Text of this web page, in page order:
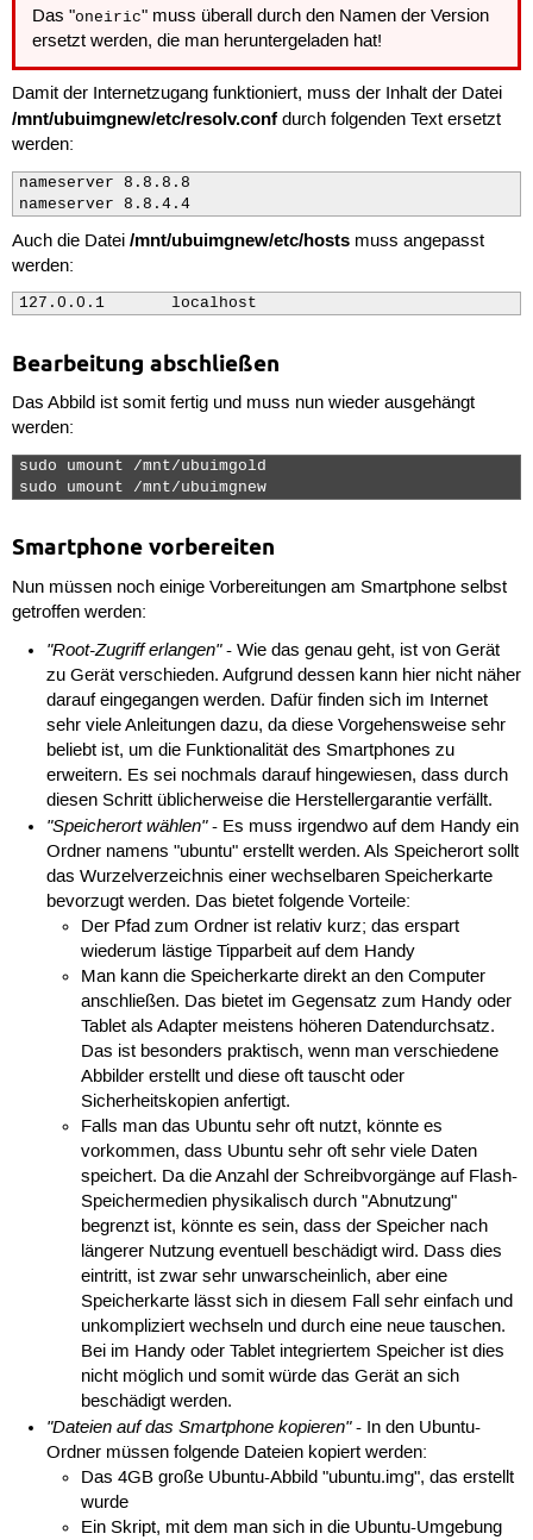
deb http://ports.ubuntu.com/ubuntu-ports oneiric-
deb-src http://ports.ubuntu.com/ubuntu-ports oneiric-
deb http://ports.ubuntu.com/ubuntu-ports oneiric-
deb-src http://ports.ubuntu.com/ubuntu-ports oneiric-
deb http://ports.ubuntu.com/ubuntu-ports oneiric-
deb-src http://ports.ubuntu.com/ubuntu-ports oneiric-
deb http://ports.ubuntu.com/ubuntu-ports/ oneiric-
deb-src http://ports.ubuntu.com/ubuntu-ports/
deb http://ports.ubuntu.com/ubuntu-ports oneiric
deb-src http://ports.ubuntu.com/ubuntu-ports oneiric
Das "oneiric" muss überall durch den Namen der Version
ersetzt werden, die man heruntergeladen hat!
Damit der Internetzugang funktioniert, muss der Inhalt der Datei
/mnt/ubuimgnew/etc/resolv.confdurch folgenden Text ersetzt
werden:
nameserver 8.8.8.8
nameserver 8.8.4.4
Auch die Datei /mnt/ubuimgnew/etc/hostsmuss angepasst
werden:
127.0.0.1	localhost
Bearbeitung abschließen
Das Abbild ist somit fertig und muss nun wieder ausgehängt
werden:
sudo umount /mnt/ubuimgold
sudo umount /mnt/ubuimgnew
Smartphone vorbereiten
Nun müssen noch einige Vorbereitungen am Smartphone selbst
getroffen werden:
"Root-Zugriff erlangen"- Wie das genau geht, ist von Gerät
zu Gerät verschieden. Aufgrund dessen kann hier nicht näher
darauf eingegangen werden. Dafür finden sich im Internet
sehr viele Anleitungen dazu, da diese Vorgehensweise sehr
beliebt ist, um die Funktionalität des Smartphones zu
erweitern. Es sei nochmals darauf hingewiesen, dass durch
diesen Schritt üblicherweise die Herstellergarantie verfällt.
"Speicherort wählen"- Es muss irgendwo auf dem Handy ein
Ordner namens "ubuntu" erstellt werden. Als Speicherort sollt
das Wurzelverzeichnis einer wechselbaren Speicherkarte
bevorzugt werden. Das bietet folgende Vorteile:
Der Pfad zum Ordner ist relativ kurz; das erspart
wiederum lästige Tipparbeit auf dem Handy
Man kann die Speicherkarte direkt an den Computer
anschließen. Das bietet im Gegensatz zum Handy oder
Tablet als Adapter meistens höheren Datendurchsatz.
Das ist besonders praktisch, wenn man verschiedene
Abbilder erstellt und diese oft tauscht oder
Sicherheitskopien anfertigt.
Falls man das Ubuntu sehr oft nutzt, könnte es
vorkommen, dass Ubuntu sehr oft sehr viele Daten
speichert. Da die Anzahl der Schreibvorgänge auf Flash-
Speichermedien physikalisch durch "Abnutzung"
begrenzt ist, könnte es sein, dass der Speicher nach
längerer Nutzung eventuell beschädigt wird. Dass dies
eintritt, ist zwar sehr unwarscheinlich, aber eine
Speicherkarte lässt sich in diesem Fall sehr einfach und
unkompliziert wechseln und durch eine neue tauschen.
Bei im Handy oder Tablet integriertem Speicher ist dies
nicht möglich und somit würde das Gerät an sich
beschädigt werden.
"Dateien auf das Smartphone kopieren"- In den Ubuntu-
Ordner müssen folgende Dateien kopiert werden:
Das 4GB große Ubuntu-Abbild "ubuntu.img", das erstellt
wurde
Ein Skript, mit dem man sich in die Ubuntu-Umgebung